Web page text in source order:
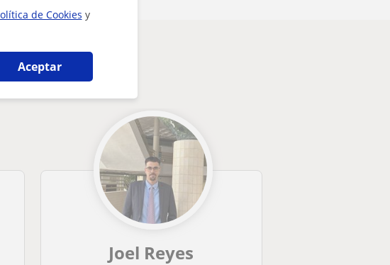
de Cookies y
Aceptar
interesarte
Joel Reyes